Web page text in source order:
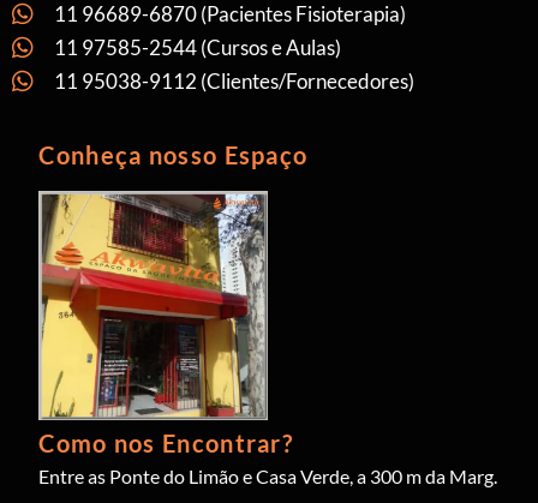
11 96689-6870 (Pacientes Fisioterapia)
11 97585-2544 (Cursos e Aulas)
11 95038-9112 (Clientes/Fornecedores)
Conheça nosso Espaço
Como nos Encontrar?
Entre as Ponte do Limão e Casa Verde, a 300 m da Marg.